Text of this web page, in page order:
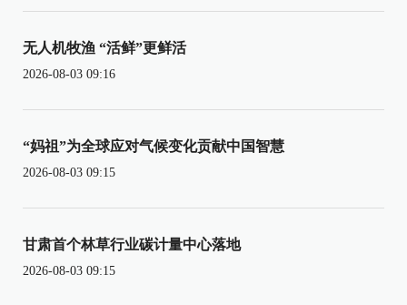
无人机牧渔 “活鲜”更鲜活
2026-08-03 09:16
“妈祖”为全球应对气候变化贡献中国智慧
2026-08-03 09:15
甘肃首个林草行业碳计量中心落地
2026-08-03 09:15